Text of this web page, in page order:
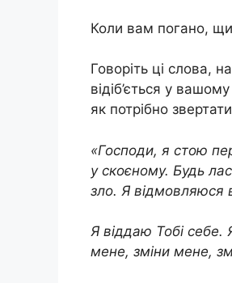
Коли вам погано,
Говоріть ці слова,
відіб’ється у
як потрібно
«Господи, я стою
у скоєному. Будь
зло. Я відмовляюся
Я віддаю Тобі себе.
мене, зміни мене,